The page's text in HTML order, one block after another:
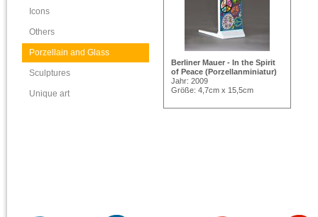
Icons
Others
Porzellain and Glass
Sculptures
Unique art
Berliner Mauer - In the Spirit
of Peace (Porzellanminiatur)
Jahr: 2009
Größe: 4,7cm x 15,5cm